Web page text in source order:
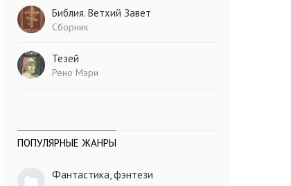
Библия. Ветхий Завет
Сборник
Тезей
Рено Мэри
ПОПУЛЯРНЫЕ ЖАНРЫ
Фантастика, фэнтези